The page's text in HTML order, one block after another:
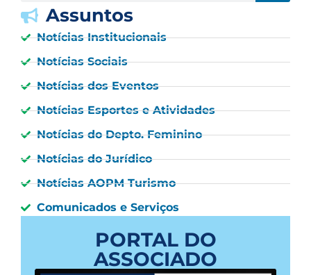
Assuntos
Notícias Institucionais
Notícias Sociais
Notícias dos Eventos
Notícias Esportes e Atividades
Notícias do Depto. Feminino
Notícias do Jurídico
Notícias AOPM Turismo
Comunicados e Serviços
PORTAL DO
ASSOCIADO